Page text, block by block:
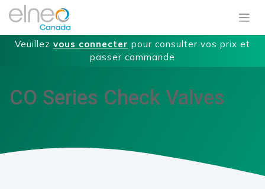
Veuillez vous connecter pour consulter vos prix et
passer commande
CO Series Check Valves